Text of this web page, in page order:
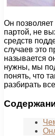
Он позволяет
партой, не
средств
случаев это
называется
нужны, мы
понять, что
разбирать